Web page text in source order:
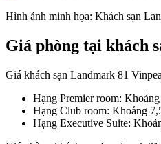
Hình ảnh minh họa: Khách sạn
Giá phòng tại khách
Giá khách sạn Landmark 81
Hạng Premier room:
Hạng Club room: Khoảng
Hạng Executive Suite: